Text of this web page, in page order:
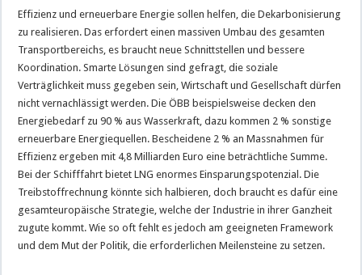
Effizienz und erneuerbare Energie sollen helfen, die Dekarbonisierung
zu realisieren. Das erfordert einen massiven Umbau des gesamten
Transportbereichs, es braucht neue Schnittstellen und bessere
Koordination. Smarte Lösungen sind gefragt, die soziale
Verträglichkeit muss gegeben sein, Wirtschaft und Gesellschaft dürfen
nicht vernachlässigt werden. Die ÖBB beispielsweise decken den
Energiebedarf zu 90 % aus Wasserkraft, dazu kommen 2 % sonstige
erneuerbare Energiequellen. Bescheidene 2 % an Massnahmen für
Effizienz ergeben mit 4,8 Milliarden Euro eine beträchtliche Summe.
Bei der Schifffahrt bietet LNG enormes Einsparungspotenzial. Die
Treibstoffrechnung könnte sich halbieren, doch braucht es dafür eine
gesamteuropäische Strategie, welche der Industrie in ihrer Ganzheit
zugute kommt. Wie so oft fehlt es jedoch am geeigneten Framework
und dem Mut der Politik, die erforderlichen Meilensteine zu setzen.